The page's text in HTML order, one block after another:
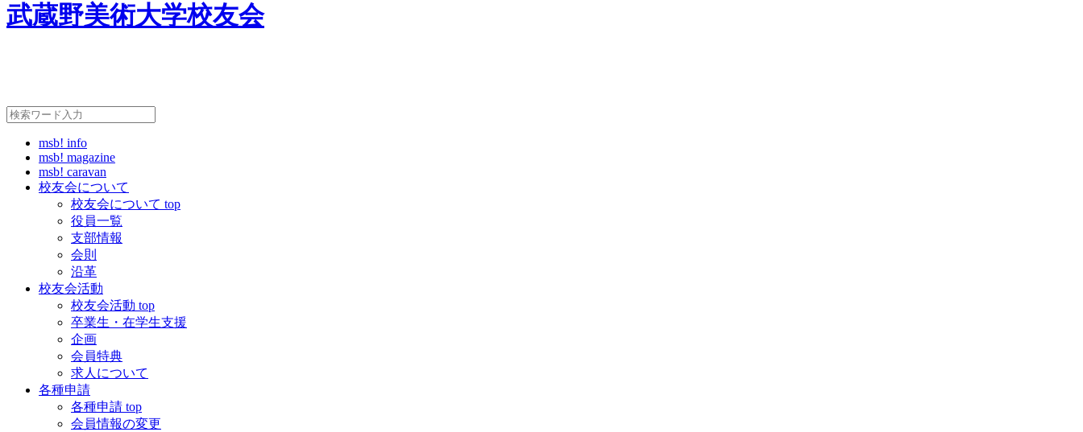
武蔵野美術大学校友会
msb! info
msb! magazine
msb! caravan
校友会について
校友会について top
役員一覧
支部情報
会則
沿革
校友会活動
校友会活動 top
卒業生・在学生支援
企画
会員特典
求人について
各種申請
各種申請 top
会員情報の変更